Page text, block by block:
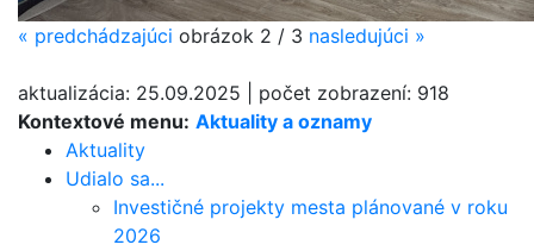
Kontextové menu: Aktuality a oznamy
Aktuality
Udialo sa...
Investičné projekty mesta plánované v roku
2026
« predchádzajúci obrázok 2 / 3 nasledujúci »
aktualizácia: 25.09.2025 počet zobrazení: 918